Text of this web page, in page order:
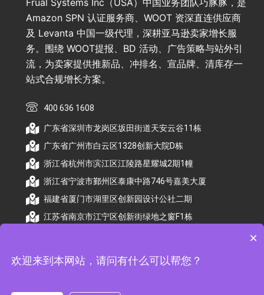
Frual Systems Inc（USA）中国业务团队巧豚豚，是
Amazon SPN 认证服务商、WOOT 资深直连供应商
及 Levanta 中国一级代理，深耕亚马逊卖家增长服
务。围绕 WOOT提报、BD 活动、广告策略与站外引
流，为卖家提供推新品、冲排名、宣品牌、清库存一
站式合规增长方案。
400 636 1608
广东省深圳市龙岗区坂田街道天安云谷11栋
广东省广州市白云区1328创新大院D栋
浙江省杭州市滨江区江陵路星耀城2期1幢
浙江省宁波市鄞州区泰康中路746号嘉美大厦
福建省厦门市湖里区创新园设计公社二期
江苏省南京市江宁区创新街绿地之窗F1栋
×
欢迎来到本网站，请问有什么可以帮您？